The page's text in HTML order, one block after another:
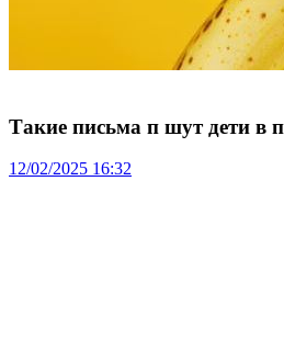
Такие письма п шут дети в
12/02/2025 16:32